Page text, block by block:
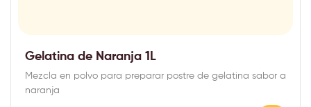
Gelatina de Naranja 1L
Mezcla en polvo para preparar postre de gelatina sabor a
naranja